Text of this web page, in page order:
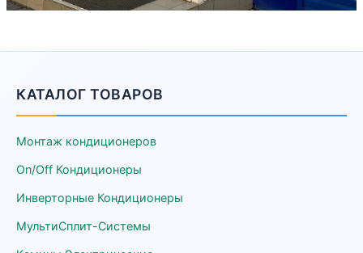
КАТАЛОГ ТОВАРОВ
Монтаж кондиционеров
On/Off Кондиционеры
Инверторные Кондиционеры
МультиСплит-Системы